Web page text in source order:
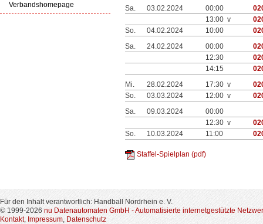
Verbandshomepage
Sa.
03.02.2024 00:00
13:00 v
So.
04.02.2024 10:00
Sa.
24.02.2024 00:00
12:30
14:15
Mi.
28.02.2024 17:30 v
So.
03.03.2024 12:00 v
Sa.
09.03.2024
00:00
12:30 v
So.
10.03.2024 11:00
Staffel-Spielplan (pdf)
Für den Inhalt verantwortlich: Handball Nordrhein e. V.
© 1999-2026 nu Datenautomaten GmbH - Automatisierte internetgestützte
Kontakt, Impressum, Datenschutz